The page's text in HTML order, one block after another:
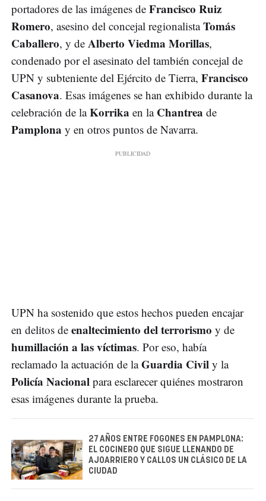
portadores de las imágenes de Francisco Ruiz
Romero, asesino del concejal regionalistaTomás
Caballero, y de Alberto Viedma Morillas,
condenado por el asesinato del también concejal de
UPN y subteniente del Ejército de Tierra, Francisco
Casanova. Esas imágenes se han exhibido durante la
celebración de laKorrika en la Chantrea de
Pamplona y en otros puntos de Navarra.
UPN ha sostenido que estos hechos pueden encajar
en delitos de enaltecimiento del terrorismo y de
humillación a las víctimas. Por eso, había
reclamado la actuación de laGuardia Civil y la
Policía Nacional para esclarecer quiénes mostraron
esas imágenes durante la prueba.
27 AÑOS ENTRE FOGONES EN PAMPLONA:
EL COCINERO QUE SIGUE LLENANDO DE
AJOARRIERO Y CALLOS UN CLÁSICO DE LA
CIUDAD